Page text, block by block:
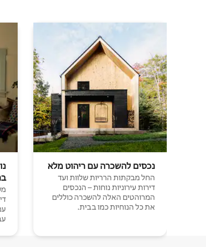
נכסים להשכרה עם ריהוט מלא
החל מבקתות הרריות שלוות ועד
דירות עירוניות נוחות – הנכסים
המרוהטים האלה להשכרה כוללים
את כל הנוחיות כמו בבית.